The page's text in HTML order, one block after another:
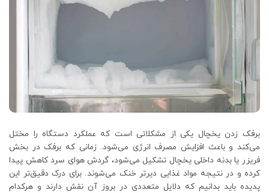
برفک زدن یخچال یکی از مشکلاتی است که عملکرد دستگاه را مختل
می‌کند و باعث افزایش مصرف انرژی می‌شود. زمانی که برفک در بخش
فریزر یا بدنه داخلی یخچال تشکیل می‌شود، گردش هوای سرد کاهش پیدا
کرده و در نتیجه مواد غذایی دیرتر خنک می‌شوند. برای درک دقیق‌تر این
پدیده باید بدانیم که دلایل متعددی در بروز آن نقش دارند و هرکدام